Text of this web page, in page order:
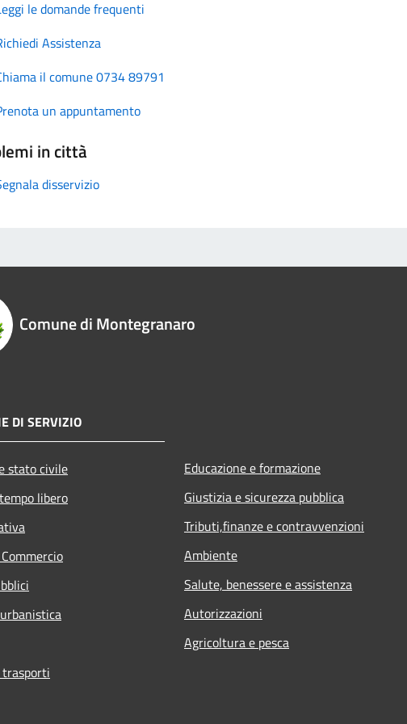
le domande frequenti
Assistenza
il comune 0734 89791
un appuntamento
in città
disservizio
Comune di Montegranaro
DI SERVIZIO
stato civile
libero
Educazione e formazione
Giustizia e sicurezza pubblica
Tributi,finanze e contravvenzioni
Ambiente
Salute, benessere e assistenza
Autorizzazioni
Agricoltura e pesca